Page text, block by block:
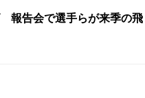
報告会で選手らが来季の飛